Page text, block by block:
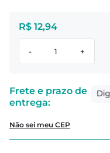
R$ 12,94
- +
Não sei meu CEP